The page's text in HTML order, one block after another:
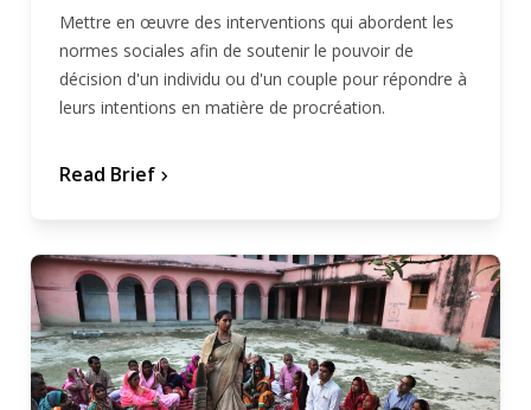
Mettre en œuvre des interventions qui abordent les
normes sociales afin de soutenir le pouvoir de
décision d'un individu ou d'un couple pour répondre à
leurs intentions en matière de procréation.
Read Brief chevron_forward